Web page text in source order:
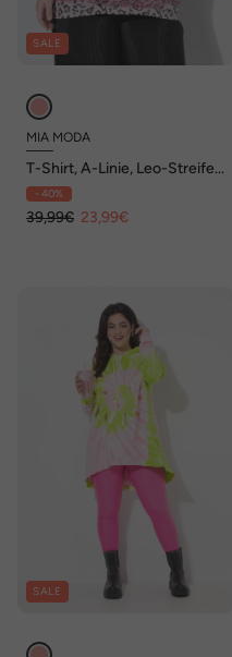
SALE
MIA MODA
T-Shirt, A-Linie, Leo-Streifen,
Herz
- 40%
39,99€ 23,99€
SALE